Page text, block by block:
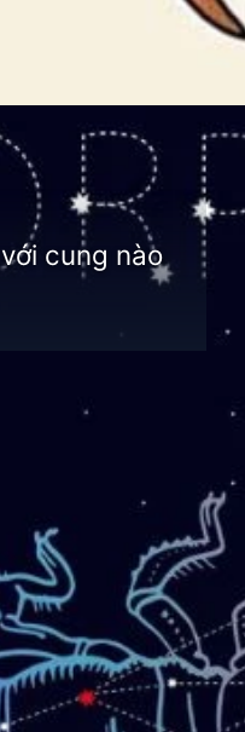
https://thienvanhoc.edu.vn/cung-bo-cap-hop-voi-cung-nao
cung nào